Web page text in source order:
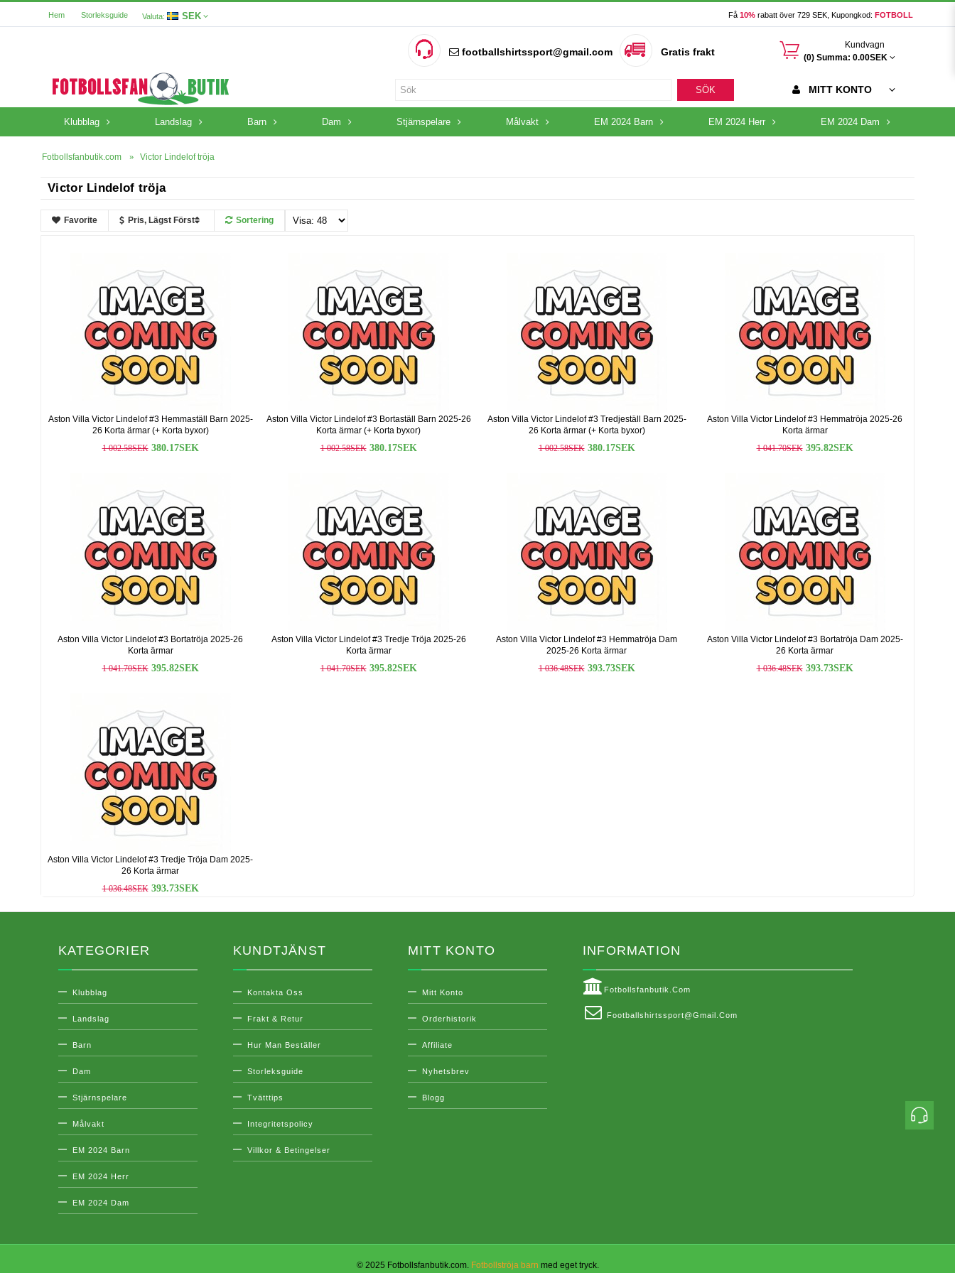
Hem Storleksguide Valuta: SEK Få 10% rabatt över 729 SEK, Kupongkod: FOTBOLL
footballshirtssport@gmail.com Gratis frakt 󰃦
Kundvagn
(0) Summa: 0.00SEK
SÖK MITT KONTO
Klubblag Landslag Barn Dam Stjärnspelare Målvakt EM 2024 Barn EM 2024 Herr EM 2024 Dam
Fotbollsfanbutik.com Victor Lindelof tröja
Victor Lindelof tröja
Favorite Pris, Lägst Först Sortering
Aston Villa Victor Lindelof #3 Hemmaställ Barn 2025-
26 Korta ärmar (+ Korta byxor)
1 002.58SEK 380.17SEK
Aston Villa Victor Lindelof #3 Bortaställ Barn 2025-26
Korta ärmar (+ Korta byxor)
1 002.58SEK 380.17SEK
Aston Villa Victor Lindelof #3 Tredjeställ Barn 2025-
26 Korta ärmar (+ Korta byxor)
1 002.58SEK 380.17SEK
Aston Villa Victor Lindelof #3 Hemmatröja 2025-26
Korta ärmar
1 041.70SEK 395.82SEK
Aston Villa Victor Lindelof #3 Bortatröja 2025-26
Korta ärmar
1 041.70SEK 395.82SEK
Aston Villa Victor Lindelof #3 Tredje Tröja 2025-26
Korta ärmar
1 041.70SEK 395.82SEK
Aston Villa Victor Lindelof #3 Hemmatröja Dam
2025-26 Korta ärmar
1 036.48SEK 393.73SEK
Aston Villa Victor Lindelof #3 Bortatröja Dam 2025-
26 Korta ärmar
1 036.48SEK 393.73SEK
Aston Villa Victor Lindelof #3 Tredje Tröja Dam 2025-
26 Korta ärmar
1 036.48SEK 393.73SEK
KATEGORIER
Klubblag
Landslag
Barn
Dam
Stjärnspelare
Målvakt
EM 2024 Barn
EM 2024 Herr
EM 2024 Dam
KUNDTJÄNST
Kontakta Oss
Frakt & Retur
Hur Man Beställer
Storleksguide
Tvätttips
Integritetspolicy
Villkor & Betingelser
MITT KONTO
Mitt Konto
Orderhistorik
Affiliate
Nyhetsbrev
Blogg
INFORMATION
Fotbollsfanbutik.com
Footballshirtssport@gmail.com
© 2025 Fotbollsfanbutik.com. Fotbollströja barn med eget tryck.